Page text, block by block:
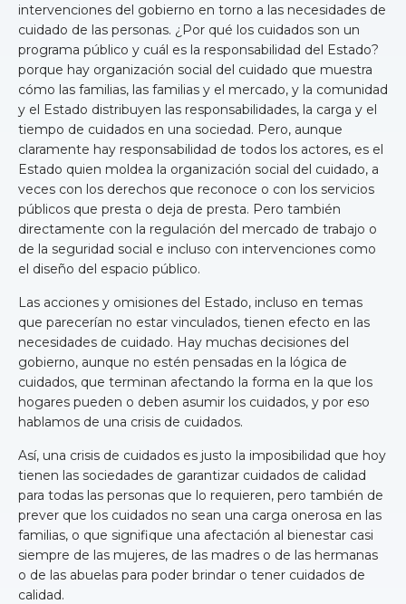
intervenciones del gobierno en torno a las necesidades de
cuidado de las personas. ¿Por qué los cuidados son un
programa público y cuál es la responsabilidad del Estado?
porque hay organización social del cuidado que muestra
cómo las familias, las familias y el mercado, y la comunidad
y el Estado distribuyen las responsabilidades, la carga y el
tiempo de cuidados en una sociedad. Pero, aunque
claramente hay responsabilidad de todos los actores, es el
Estado quien moldea la organización social del cuidado, a
veces con los derechos que reconoce o con los servicios
públicos que presta o deja de presta. Pero también
directamente con la regulación del mercado de trabajo o
de la seguridad social e incluso con intervenciones como
el diseño del espacio público.
Las acciones y omisiones del Estado, incluso en temas
que parecerían no estar vinculados, tienen efecto en las
necesidades de cuidado. Hay muchas decisiones del
gobierno, aunque no estén pensadas en la lógica de
cuidados, que terminan afectando la forma en la que los
hogares pueden o deben asumir los cuidados, y por eso
hablamos de una crisis de cuidados.
Así, una crisis de cuidados es justo la imposibilidad que hoy
tienen las sociedades de garantizar cuidados de calidad
para todas las personas que lo requieren, pero también de
prever que los cuidados no sean una carga onerosa en las
familias, o que signifique una afectación al bienestar casi
siempre de las mujeres, de las madres o de las hermanas
o de las abuelas para poder brindar o tener cuidados de
calidad.